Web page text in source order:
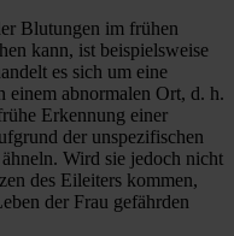
Blutungen im frühen
kann, ist beispielsweise
es sich um eine
einem abnormalen Ort, d. h.
Erkennung einer
der unspezifischen
Wird sie jedoch nicht
des Eileiters kommen,
der Frau gefährden